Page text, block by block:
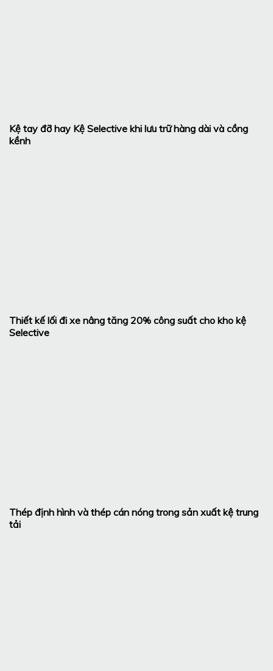
Kệ tay đỡ hay Kệ Selective khi lưu trữ hàng dài và cồng
kềnh
Thiết kế lối đi xe nâng tăng 20% công suất cho kho kệ
Selective
Thép định hình và thép cán nóng trong sản xuất kệ trung
tải